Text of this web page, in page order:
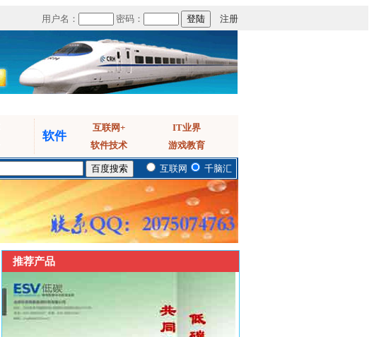
用户名： 密码： 注册
软件
互联网+
IT业界
软件技术
游戏教育
互联网 千脑汇
推荐产品